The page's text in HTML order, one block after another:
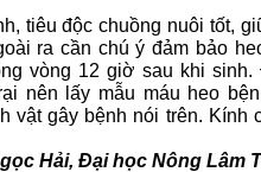
tiêu độc chuồng nuôi tốt,
ra cần chú ý đảm bảo
vòng 12 giờ sau khi sinh.
nên lấy mẫu máu heo
vật gây bệnh nói trên. Kính
Hải, Đại học Nông Lâm